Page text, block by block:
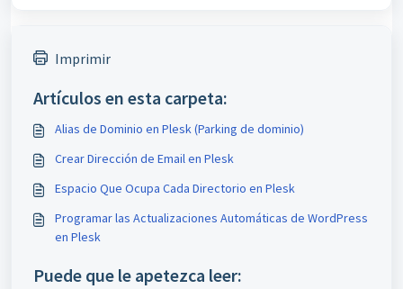
Imprimir
Artículos en esta carpeta:
Alias de Dominio en Plesk (Parking de dominio)
Crear Dirección de Email en Plesk
Espacio Que Ocupa Cada Directorio en Plesk
Programar las Actualizaciones Automáticas de WordPress
en Plesk
Puede que le apetezca leer: